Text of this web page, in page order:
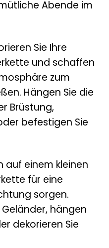
Abende im
Sie Ihre
und schaffen
zum
Hängen Sie die
Brüstung,
befestigen Sie
auf einem kleinen
für eine
sorgen.
hängen
dekorieren Sie